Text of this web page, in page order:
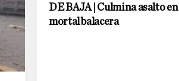
DE BAJA | Culmina asalto en
mortal balacera